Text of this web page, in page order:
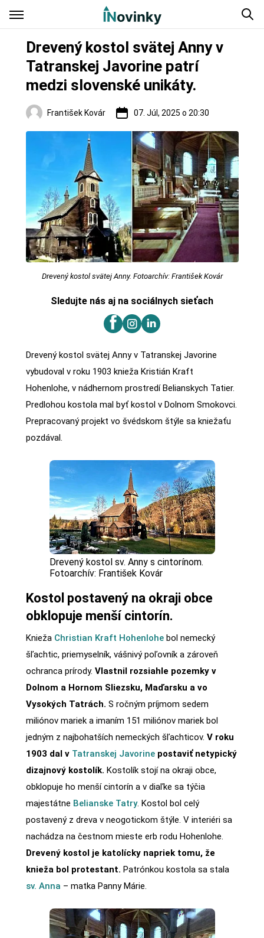
Drevený kostol svätej Anny v
Tatranskej Javorine patrí
medzi slovenské unikáty.
František Kovár 07. Júl, 2025 o 20:30
Drevený kostol svätej Anny. Fotoarchív: František Kovár
Sledujte nás aj na sociálnych sieťach
Drevený kostol svätej Anny v Tatranskej Javorine
vybudoval v roku 1903 knieža Kristián Kraft
Hohenlohe, v nádhernom prostredí Belianskych Tatier.
Predlohou kostola mal byť kostol v Dolnom Smokovci.
Prepracovaný projekt vo švédskom štýle sa kniežaťu
pozdával.
Drevený kostol sv. Anny s cintorínom.
Fotoarchív: František Kovár
Kostol postavený na okraji obce
obklopuje menší cintorín.
Knieža Christian Kraft Hohenlohebol nemecký
šľachtic, priemyselník, vášnivý poľovník a zároveň
ochranca prírody. Vlastnil rozsiahle pozemky v
Dolnom a Hornom Sliezsku, Maďarsku a vo
Vysokých Tatrách. S ročným príjmom sedem
miliónov mariek a imaním 151 miliónov mariek bol
jedným z najbohatších nemeckých šľachticov. V roku
1903 dal v Tatranskej Javorinepostaviť netypický
dizajnový kostolík. Kostolík stojí na okraji obce,
obklopuje ho menší cintorín a v diaľke sa týčia
majestátne Belianske Tatry. Kostol bol celý
postavený z dreva v neogotickom štýle. V interiéri sa
nachádza na čestnom mieste erb rodu Hohenlohe.
Drevený kostol je katolícky napriek tomu, že
knieža bol protestant. Patrónkou kostola sa stala
sv. Anna – matka Panny Márie.